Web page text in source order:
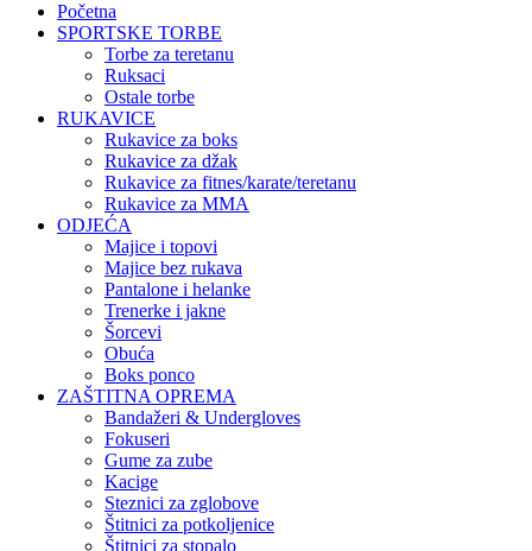
Početna
SPORTSKE TORBE
Torbe za teretanu
Ruksaci
Ostale torbe
RUKAVICE
Rukavice za boks
Rukavice za džak
Rukavice za fitnes/karate/teretanu
Rukavice za MMA
ODJEĆA
Majice i topovi
Majice bez rukava
Pantalone i helanke
Trenerke i jakne
Šorcevi
Obuća
Boks ponco
ZAŠTITNA OPREMA
Bandažeri & Undergloves
Fokuseri
Gume za zube
Kacige
Steznici za zglobove
Štitnici za potkoljenice
Štitnici za stopalo